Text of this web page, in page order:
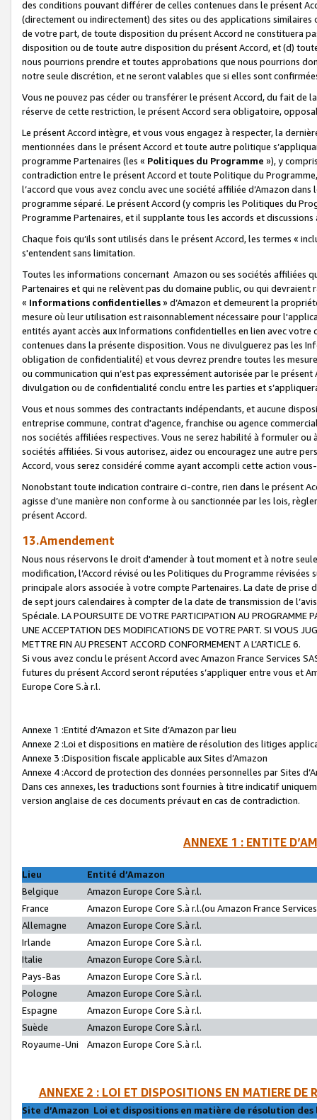
des conditions pouvant différer de celles contenues dans le présent
(directement ou indirectement) des sites ou des applications
de votre part, de toute disposition du présent Accord ne constituera
disposition ou de toute autre disposition du présent Accord, et (d)
nous pourrions prendre et toutes approbations que nous pourrions
notre seule discrétion, et ne seront valables que si elles sont
Vous ne pouvez pas céder ou transférer le présent Accord, du fait de
réserve de cette restriction, le présent Accord sera obligatoire,
Le présent Accord intègre, et vous vous engagez à respecter, la
mentionnées dans le présent Accord et toute autre politique
programme Partenaires (les « Politiques du Programme »), y
contradiction entre le présent Accord et toute Politique du
l’accord que vous avez conclu avec une société affiliée d’Amazon
programme séparé. Le présent Accord (y compris les Politiques du
Programme Partenaires, et il supplante tous les accords et discussions
Chaque fois qu’ils sont utilisés dans le présent Accord, les termes «
s'entendent sans limitation.
Toutes les informations concernant Amazon ou ses sociétés affiliées
Partenaires et qui ne relèvent pas du domaine public, ou qui
« Informations confidentielles» d’Amazon et demeurent la
mesure où leur utilisation est raisonnablement nécessaire pour
entités ayant accès aux Informations confidentielles en lien avec
contenues dans la présente disposition. Vous ne divulguerez pas les
obligation de confidentialité) et vous devrez prendre toutes les
ou communication qui n’est pas expressément autorisée par le
divulgation ou de confidentialité conclu entre les parties et
Vous et nous sommes des contractants indépendants, et aucune
entreprise commune, contrat d'agence, franchise ou agence
nos sociétés affiliées respectives. Vous ne serez habilité à formuler
sociétés affiliées. Si vous autorisez, aidez ou encouragez une autre
Accord, vous serez considéré comme ayant accompli cette action
Nonobstant toute indication contraire ci-contre, rien dans le présent
agisse d’une manière non conforme à ou sanctionnée par les lois,
présent Accord.
13.Amendement
Nous nous réservons le droit d'amender à tout moment et à notre
modification, l’Accord révisé ou les Politiques du Programme
principale alors associée à votre compte Partenaires. La date de
de sept jours calendaires à compter de la date de transmission de
Spéciale. LA POURSUITE DE VOTRE PARTICIPATION AU PROGRAMME
UNE ACCEPTATION DES MODIFICATIONS DE VOTRE PART. SI VOUS
METTRE FIN AU PRESENT ACCORD CONFORMEMENT A L’ARTICLE 6.
Si vous avez conclu le présent Accord avec Amazon France Services
futures du présent Accord seront réputées s’appliquer entre vous et
Europe Core S.à r.l.
Annexe 1 :Entité d’Amazon et Site d’Amazon par lieu
Annexe 2 :Loi et dispositions en matière de résolution des litiges
Annexe 3 :Disposition fiscale applicable aux Sites d’Amazon
Annexe 4 :Accord de protection des données personnelles par Sites
Dans ces annexes, les traductions sont fournies à titre indicatif
version anglaise de ces documents prévaut en cas de contradiction.
ANNEXE 1 : ENTITE
Lieu
Entité d’Amazon
Belgique
Amazon Europe Core S.à r.l.
France
Amazon Europe Core S.à r.l.(ou Amazon France
Allemagne
Amazon Europe Core S.à r.l.
Irlande
Amazon Europe Core S.à r.l.
Italie
Amazon Europe Core S.à r.l.
Pays-Bas
Amazon Europe Core S.à r.l.
Pologne
Amazon Europe Core S.à r.l.
Espagne
Amazon Europe Core S.à r.l.
Suède
Amazon Europe Core S.à r.l.
Royaume-Uni
Amazon Europe Core S.à r.l.
ANNEXE 2 : LOI ET DISPOSITIONS EN MATIERE DE
Site d’Amazon Loi et dispositions en matière de résolution